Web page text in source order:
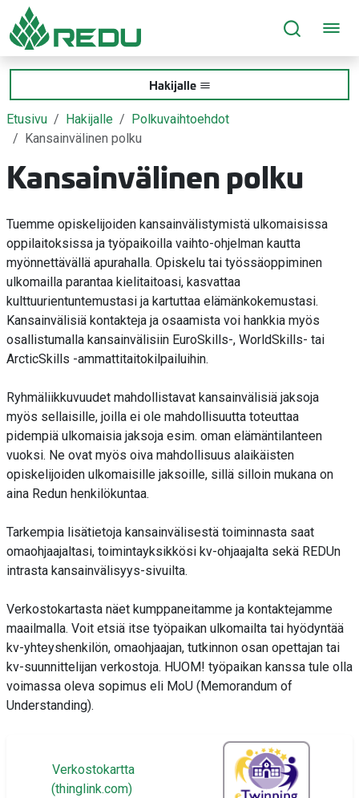
Siirry sivusisältöön
Hakijalle
Etusivu Hakijalle
Polkuvaihtoehdot
Kansainvälinen polku
Kansainvälinen polku
Tuemme opiskelijoiden kansainvälistymistä ulkomaisissa
oppilaitoksissa ja työpaikoilla vaihto-ohjelman kautta
myönnettävällä apurahalla. Opiskelu tai työssäoppiminen
ulkomailla parantaa kielitaitoasi, kasvattaa
kulttuurientuntemustasi ja kartuttaa elämänkokemustasi.
Kansainvälisiä kontakteja ja osaamista voi hankkia myös
osallistumalla kansainvälisiin EuroSkills-, WorldSkills- tai
ArcticSkills -ammattitaitokilpailuihin.
Ryhmäliikkuvuudet mahdollistavat kansainvälisiä jaksoja
myös sellaisille, joilla ei ole mahdollisuutta toteuttaa
pidempiä ulkomaisia jaksoja esim. oman elämäntilanteen
vuoksi. Ne ovat myös oiva mahdollisuus alaikäisten
opiskelijoiden ulkomaisille jaksoille, sillä silloin mukana on
aina Redun henkilökuntaa.
Tarkempia lisätietoja kansainvälisestä toiminnasta saat
omaohjaajaltasi, toimintayksikkösi kv-ohjaajalta sekä REDUn
intrasta kansainvälisyys-sivuilta.
Verkostokartasta näet kumppaneitamme ja kontaktejamme
maailmalla. Voit etsiä itse työpaikan ulkomailta tai hyödyntää
kv-yhteyshenkilön, omaohjaajan, tutkinnon osan opettajan tai
kv-suunnittelijan verkostoja. HUOM! työpaikan kanssa tule olla
voimassa oleva sopimus eli MoU (Memorandum of
Understanding).
Verkostokartta
(thinglink.com)